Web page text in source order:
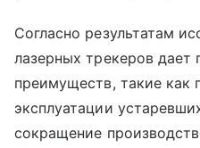
Согласно результатам
лазерных трекеров дает
преимуществ, такие как
эксплуатации
сокращение